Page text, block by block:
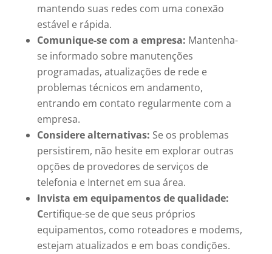
mantendo suas redes com uma conexão
estável e rápida.
Comunique-se com a empresa: Mantenha-
se informado sobre manutenções
programadas, atualizações de rede e
problemas técnicos em andamento,
entrando em contato regularmente com a
empresa.
Considere alternativas: Se os problemas
persistirem, não hesite em explorar outras
opções de provedores de serviços de
telefonia e Internet em sua área.
Invista em equipamentos de qualidade:
Certifique-se de que seus próprios
equipamentos, como roteadores e modems,
estejam atualizados e em boas condições.